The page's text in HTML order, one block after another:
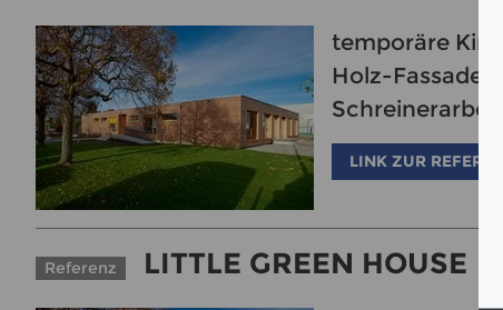
temporäre
Holz-Fassade
LINK ZUR
Referenz LITTLE GREEN HOUSE